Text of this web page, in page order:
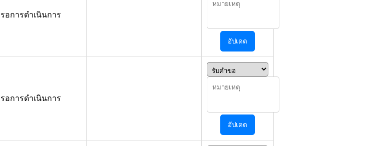
รอการดำเนินการ
อัปเดต
รอการดำเนินการ
อัปเดต